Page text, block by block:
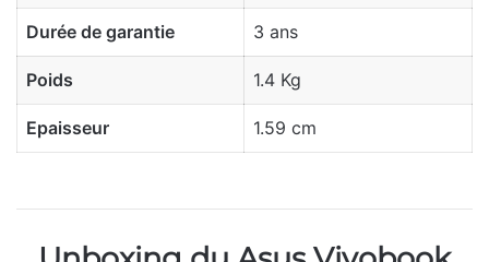
Durée de garantie 3 ans
Poids 1.4 Kg
Epaisseur 1.59 cm